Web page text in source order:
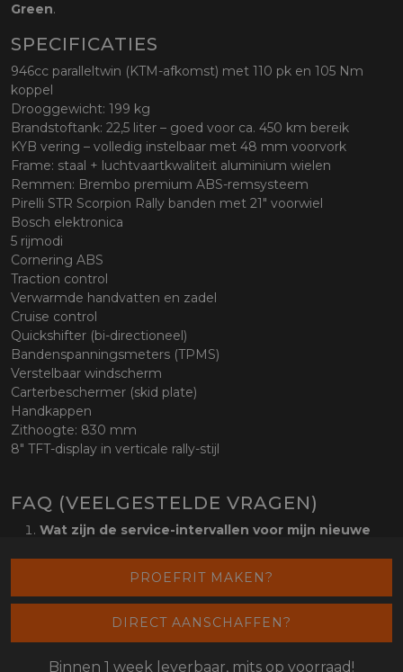
Green.
SPECIFICATIES
946cc paralleltwin (KTM-afkomst) met 110 pk en 105 Nm
koppel
Drooggewicht: 199 kg
Brandstoftank: 22,5 liter – goed voor ca. 450 km bereik
KYB vering – volledig instelbaar met 48 mm voorvork
Frame: staal + luchtvaartkwaliteit aluminium wielen
Remmen: Brembo premium ABS-remsysteem
Pirelli STR Scorpion Rally banden met 21" voorwiel
Bosch elektronica
5 rijmodi
Cornering ABS
Traction control
Verwarmde handvatten en zadel
Cruise control
Quickshifter (bi-directioneel)
Bandenspanningsmeters (TPMS)
Verstelbaar windscherm
Carterbeschermer (skid plate)
Handkappen
Zithoogte: 830 mm
8" TFT-display in verticale rally-stijl
FAQ (VEELGESTELDE VRAGEN)
Wat zijn de service-intervallen voor mijn nieuwe
1000 km, bij voorkeur tussen 900 en 1000 km. Daarna
moet je de motor elke 6000 km of elke 6 maanden
laten servicen, afhankelijk van wat het eerst voorkomt.
Moet ik mijn motorfiets bij een erkende dealer
PROEFRIT MAKEN?
DIRECT AANSCHAFFEN?
Binnen 1 week leverbaar, mits op voorraad!